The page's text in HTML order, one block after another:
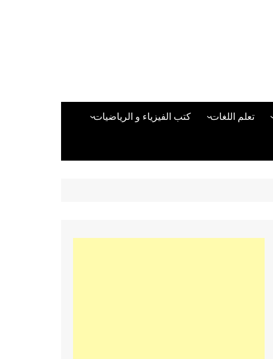
تعلم اللغات
تعلم اللغة التركية
كتب الفيزياء و الرياضيات
كتب لغات البرمجة